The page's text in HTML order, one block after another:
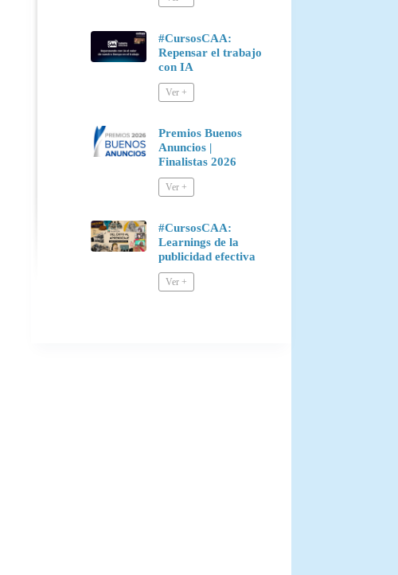
#CursosCAA:
Repensar el trabajo
con IA
Premios Buenos
Anuncios |
Finalistas 2026
#CursosCAA:
Learnings de la
publicidad efectiva